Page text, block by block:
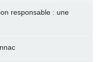
responsable : une